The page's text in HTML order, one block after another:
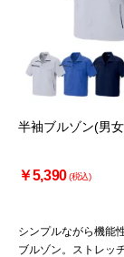
半袖ブルゾン(男
￥5,390(税込)
シンプルながら機能
ブルゾン。ストレッ